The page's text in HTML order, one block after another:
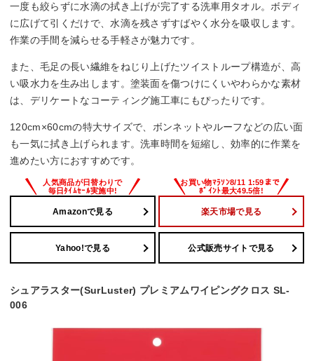
一度も絞らずに水滴の拭き上げが完了する洗車用タオル。ボディ
に広げて引くだけで、水滴を残さずすばやく水分を吸収します。
作業の手間を減らせる手軽さが魅力です。
また、毛足の長い繊維をねじり上げたツイストループ構造が、高
い吸水力を生み出します。塗装面を傷つけにくいやわらかな素材
は、デリケートなコーティング施工車にもぴったりです。
120cm×60cmの特大サイズで、ボンネットやルーフなどの広い面
も一気に拭き上げられます。洗車時間を短縮し、効率的に作業を
進めたい方におすすめです。
Amazonで見る 楽天市場で見る
Yahoo!で見る 公式販売サイトで見る
シュアラスター(SurLuster) プレミアムワイピングクロス SL-
006